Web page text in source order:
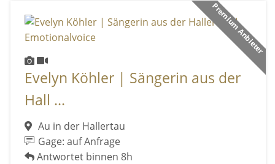
Premium Anbieter
Evelyn Köhler | Sängerin aus der
Hall ...
Au in der Hallertau
Gage: auf Anfrage
Antwortet binnen 8h